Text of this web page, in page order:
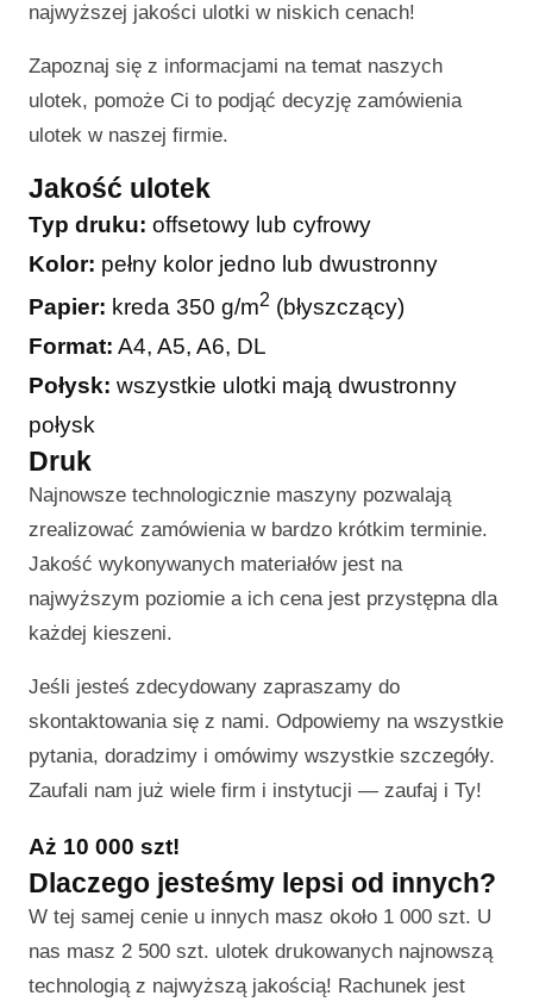
najwyższej jakości ulotki w niskich cenach!
Zapoznaj się z informacjami na temat naszych
ulotek, pomoże Ci to podjąć decyzję zamówienia
ulotek w naszej firmie.
Jakość ulotek
Typ druku: offsetowy lub cyfrowy
Kolor: pełny kolor jedno lub dwustronny
Papier: kreda 350 g/m2 (błyszczący)
Format: A4, A5, A6, DL
Połysk: wszystkie ulotki mają dwustronny
połysk
Druk
Najnowsze technologicznie maszyny pozwalają
zrealizować zamówienia w bardzo krótkim terminie.
Jakość wykonywanych materiałów jest na
najwyższym poziomie a ich cena jest przystępna dla
każdej kieszeni.
Jeśli jesteś zdecydowany zapraszamy do
skontaktowania się z nami. Odpowiemy na wszystkie
pytania, doradzimy i omówimy wszystkie szczegóły.
Zaufali nam już wiele firm i instytucji — zaufaj i Ty!
Aż 10 000 szt!
Dlaczego jesteśmy lepsi od innych?
W tej samej cenie u innych masz około 1 000 szt. U
nas masz 2 500 szt. ulotek drukowanych najnowszą
technologią z najwyższą jakością! Rachunek jest